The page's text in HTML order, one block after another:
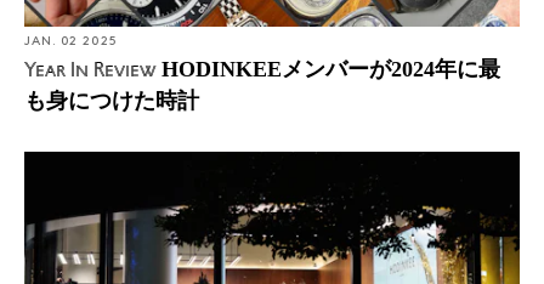
JAN. 02 2025
Year In ReviewHODINKEEメンバーが2024年に最
も身につけた時計